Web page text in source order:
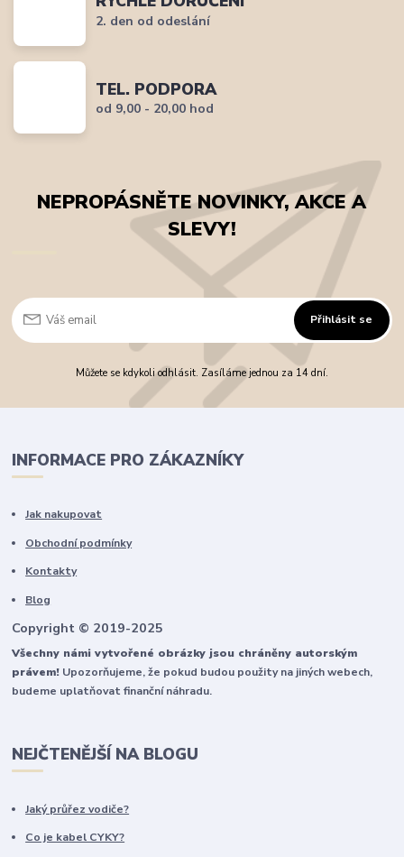
2. den od odeslání
TEL. PODPORA
od 9,00 - 20,00 hod
NEPROPÁSNĚTE NOVINKY, AKCE A
SLEVY!
Přihlásit se
Můžete se kdykoli odhlásit. Zasíláme jednou za 14 dní.
INFORMACE PRO ZÁKAZNÍKY
Jak nakupovat
Obchodní podmínky
Kontakty
Blog
Copyright © 2019-2025
Všechny námi vytvořené obrázky jsou chráněny autorským
právem! Upozorňujeme, že pokud budou použity na jiných webech,
budeme uplatňovat finanční náhradu.
NEJČTENĚJŠÍ NA BLOGU
Jaký průřez vodiče?
Co je kabel CYKY?